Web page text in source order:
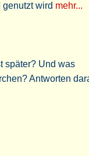
wird mehr...
später? Und was
Antworten